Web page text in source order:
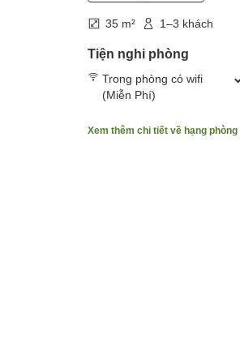
35 m² 1–3 khách
Tiện nghi phòng
Trong phòng có wifi
(Miễn Phí)
Xem thêm chi tiết về hạng phòng